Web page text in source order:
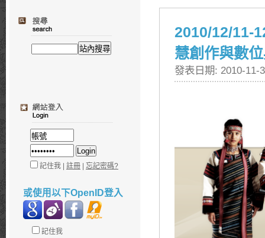
記住我 | 註冊 | 忘記密碼?
或使用以下OpenID登入
記住我
2010/12/11-
慧創作與數
發表日期: 2010-11-